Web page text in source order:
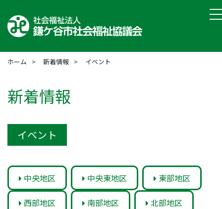
ホーム 新着情報 イベント
新着情報
イベント
中央地区 中央東地区 東部地区
西部地区 南部地区 北部地区